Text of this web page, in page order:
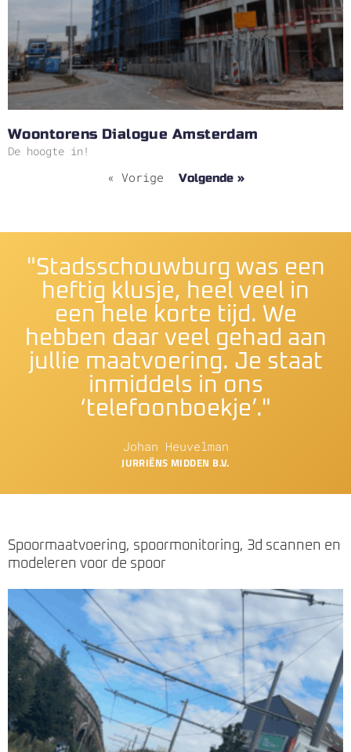
Woontorens Dialogue Amsterdam
De hoogte in!
« Vorige Volgende »
"Stadsschouwburg was een
heftig klusje, heel veel in
een hele korte tijd. We
hebben daar veel gehad aan
jullie maatvoering. Je staat
inmiddels in ons
‘telefoonboekje’."
Johan Heuvelman
JURRIËNS MIDDEN B.V.
Spoormaatvoering, spoormonitoring, 3d scannen en
modeleren voor de spoor